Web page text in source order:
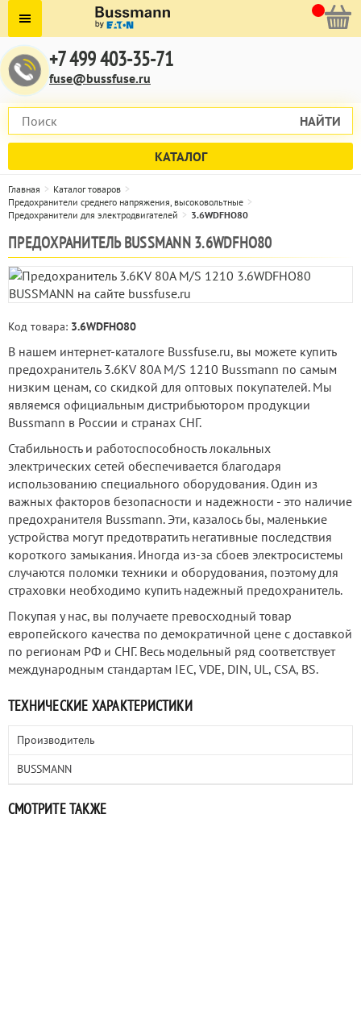
+7 499 403-35-71
fuse@bussfuse.ru
НАЙТИ
КАТАЛОГ
Главная
Каталог товаров
Предохранители среднего напряжения, высоковольтные
Предохранители для электродвигателей
3.6WDFHO80
ПРЕДОХРАНИТЕЛЬ BUSSMANN 3.6WDFHO80
Код товара: 3.6WDFHO80
В нашем интернет-каталоге Bussfuse.ru, вы можете купить
предохранитель 3.6KV 80A M/S 1210 Bussmann по самым
низким ценам, со скидкой для оптовых покупателей. Мы
являемся официальным дистрибьютором продукции
Bussmann в России и странах СНГ.
Стабильность и работоспособность локальных
электрических сетей обеспечивается благодаря
использованию специального оборудования. Один из
важных факторов безопасности и надежности - это наличие
предохранителя Bussmann. Эти, казалось бы, маленькие
устройства могут предотвратить негативные последствия
короткого замыкания. Иногда из-за сбоев электросистемы
случаются поломки техники и оборудования, поэтому для
страховки необходимо купить надежный предохранитель.
Покупая у нас, вы получаете превосходный товар
европейского качества по демократичной цене с доставкой
по регионам РФ и СНГ. Весь модельный ряд соответствует
международным стандартам IEC, VDE, DIN, UL, CSA, BS.
ТЕХНИЧЕСКИЕ ХАРАКТЕРИСТИКИ
Производитель
BUSSMANN
СМОТРИТЕ ТАКЖЕ